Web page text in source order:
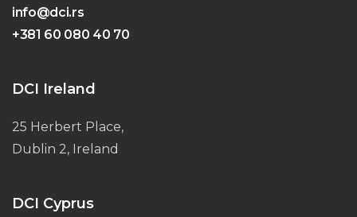
info@dci.rs
+381 60 080 40 70
DCI Ireland
25 Herbert Place,
Dublin 2, Ireland
DCI Cyprus